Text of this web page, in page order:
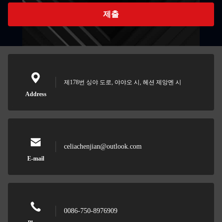
제출
Address
제178번 싱야 도로, 야야오 시, 헤션 제앙멘 시
E-mail
celiachenjian@outlook.com
0086-750-8976909